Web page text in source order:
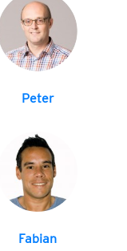
Peter
Fabian